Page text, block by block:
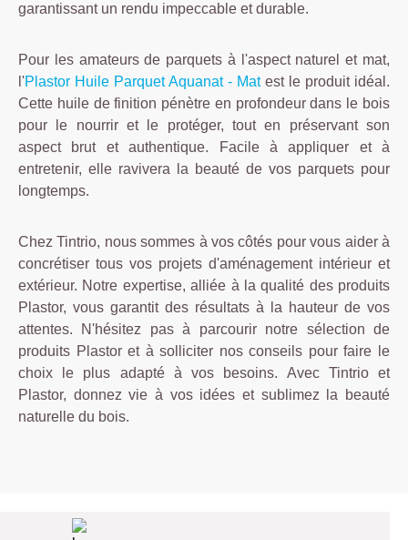
garantissant un rendu impeccable et durable.
Pour les amateurs de parquets à l'aspect naturel et mat,
l'Plastor Huile Parquet Aquanat - Matest le produit idéal.
Cette huile de finition pénètre en profondeur dans le bois
pour le nourrir et le protéger, tout en préservant son
aspect brut et authentique. Facile à appliquer et à
entretenir, elle ravivera la beauté de vos parquets pour
longtemps.
Chez Tintrio, nous sommes à vos côtés pour vous aider à
concrétiser tous vos projets d'aménagement intérieur et
extérieur. Notre expertise, alliée à la qualité des produits
Plastor, vous garantit des résultats à la hauteur de vos
attentes. N'hésitez pas à parcourir notre sélection de
produits Plastor et à solliciter nos conseils pour faire le
choix le plus adapté à vos besoins. Avec Tintrio et
Plastor, donnez vie à vos idées et sublimez la beauté
naturelle du bois.